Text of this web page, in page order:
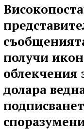
получи
облекчения
долара